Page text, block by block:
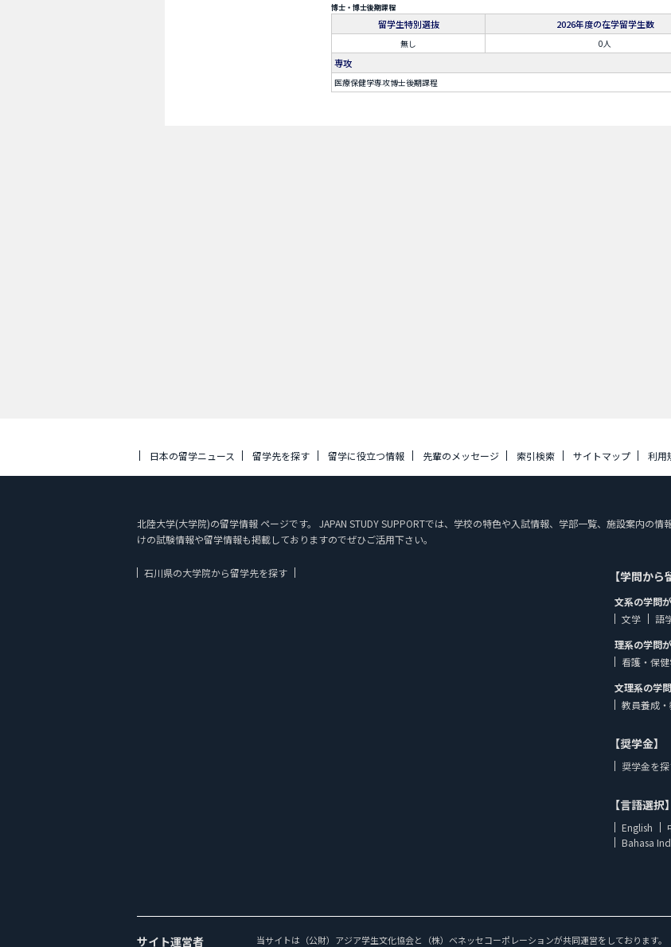
博士・博士後期課程
留学生特別選抜 2026年度の在学留学生数
無し 0人
専攻
医療保健学専攻博士後期課程
日本の留学ニュース 留学先を探す 留学に役立つ情報 先輩のメッセージ 索引検索 サイトマップ 利用
北陸大学(大学院)の留学情報 ページです。 JAPAN STUDY SUPPORTでは、学校の特色や入試情報、学部一覧、施設案内の
けの試験情報や留学情報も掲載しておりますのでぜひご活用下さい。
石川県の大学院から留学先を探す 【学問から
文系の学問
文学
語
理系の学問
看護・保
文理系の学
教員養成
【奨学金】
奨学金を
【言語選択】
English
Bahasa
サイト運営者 当サイトは（公財）アジア学生文化協会と（株）ベネッセコーポレーションが共同運営をしております。